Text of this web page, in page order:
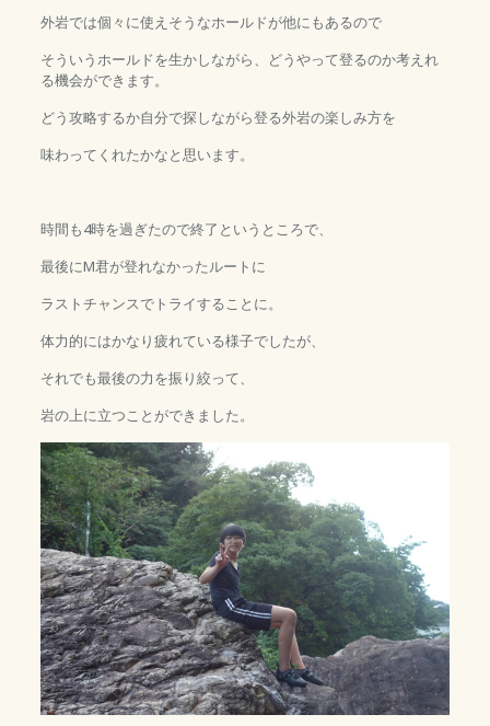
外岩では個々に使えそうなホールドが他にもあるので
そういうホールドを生かしながら、どうやって登るのか考えれ
る機会ができます。
どう攻略するか自分で探しながら登る外岩の楽しみ方を
味わってくれたかなと思います。
時間も4時を過ぎたので終了というところで、
最後にM君が登れなかったルートに
ラストチャンスでトライすることに。
体力的にはかなり疲れている様子でしたが、
それでも最後の力を振り絞って、
岩の上に立つことができました。